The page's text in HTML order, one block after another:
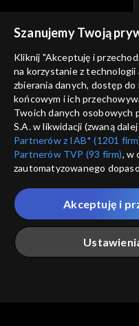
informacje o dostawcy
Szanujemy Twoją
Kliknij "Akceptuję i
na korzystanie z
zbierania danych, dostęp
końcowym i ich
Twoich danych osobowych
S.A. w likwidacji (zwaną
Partnerów z IAB* (1201
Partnerów TVP (93 firm), w
zautomatyzowanego
które wskazujemy poniżej, a
przez nas identyfikatora
Twoje dane osobowe
Ciebie naszych
„Portalem”, w tym
Akceptuję i